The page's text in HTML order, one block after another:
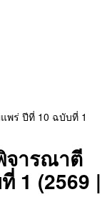
พร่ ปีที่ 10 ฉบับที่ 1
จารณาตี
1 (2569 |